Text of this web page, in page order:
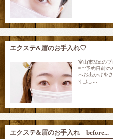
エクステ&眉のお手入れ♡
富山市Moiの
*ご予約日前の
へお出かけを
す_(._....
エクステ&眉のお手入れ before...